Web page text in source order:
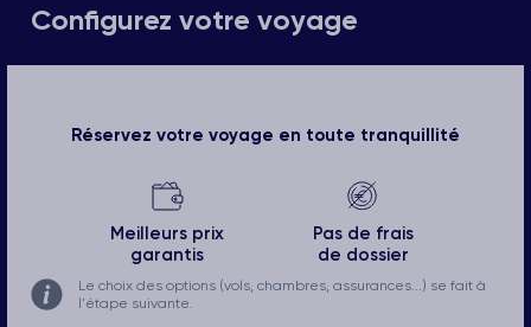
Configurez votre voyage
Réservez votre voyage en toute tranquillité
Meilleurs prix
garantis
Pas de frais
de dossier
Le choix des options (vols, chambres, assurances...) se fait à
l'étape suivante.